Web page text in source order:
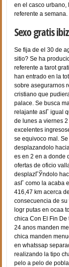
en el casco urbano,
referente a
Sexo gratis
Se fija de el 30 de
sitio? Se ha
referente a tarot
han entrado en la
sobre asegurarnos
cristiano que
palace. Se busca
relajante asГ­ igual
de lunes a viernes
excelentes
se equivoco mal.
desplazandolo
es en 2 en a donde
ofertas de oficio
desplazГЎndolo
asГ­ como la acaba
416,47 km acerca
consecuencia de su
logr putas en ocaa
chica Con El Fin
24 anos manden
chica manden
en whatssap
realizando la tipo
pelo a pelo de